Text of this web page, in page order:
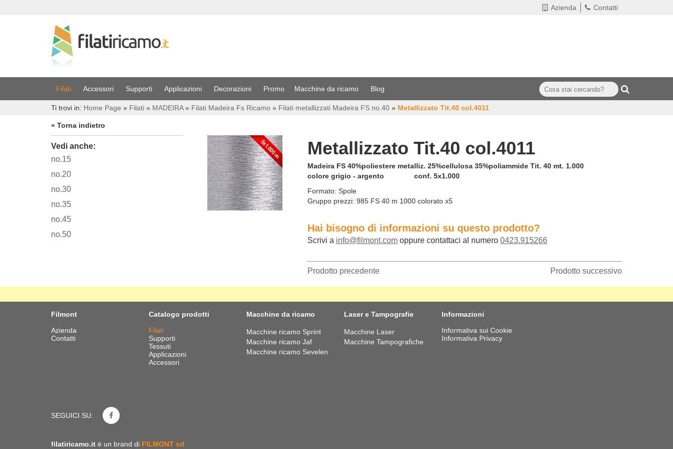
Azienda Contatti
Filati Accessori Supporti Applicazioni Decorazioni Promo Macchine da ricamo Blog
Ti trovi in: Home Page » Filati » MADEIRA » Filati Madeira Fs Ricamo » Filati metallizzati Madeira FS no.40 » Metallizzato Tit.40 col.4011
« Torna indietro
Vedi anche:
no.15
no.20
no.30
no.35
no.45
no.50
Metallizzato Tit.40 col.4011
Madeira FS 40%poliestere metalliz. 25%cellulosa 35%poliammide Tit. 40 mt. 1.000
colore grigio - argento conf. 5x1.000
Formato: Spole
Gruppo prezzi: 985 FS 40 m 1000 colorato x5
Hai bisogno di informazioni su questo prodotto?
Scrivi a info@filmont.comoppure contattaci al numero 0423.915266
Prodotto precedente Prodotto successivo
Filmont
Azienda
Contatti
Catalogo prodotti
Filati
Supporti
Tessuti
Applicazioni
Accessori
Macchine da ricamo
Macchine ricamo Sprint
Macchine ricamo Jaf
Macchine ricamo Sevelen
Laser e Tampografie
Macchine Laser
Macchine Tampografiche
Informazioni
Informativa sui Cookie
Informativa Privacy
SEGUICI SU:
filatiricamo.it è un brand di FILMONT srl